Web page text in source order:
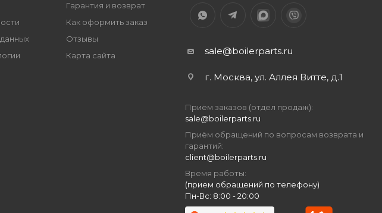
Гарантия и возврат
Как оформить заказ
Отзывы
Карта сайта
sale@boilerparts.ru
г. Москва, ул. Аллея Витте, д.1
Приём заказов (отдел продаж):
sale@boilerparts.ru
Приём обращений по вопросам возврата и
гарантий:
client@boilerparts.ru
Время работы:
(прием обращений по телефону)
Пн-Вс: 8:00 - 20:00